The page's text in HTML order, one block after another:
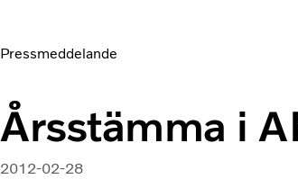
Pressmeddelande
Årsstämma i
2012-02-28